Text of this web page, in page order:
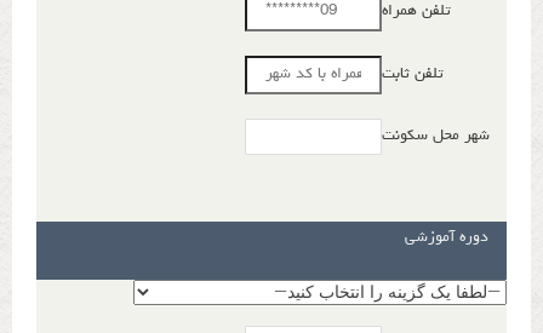
تلفن همراه
تلفن ثابت
شهر محل سکونت
دوره آموزشی